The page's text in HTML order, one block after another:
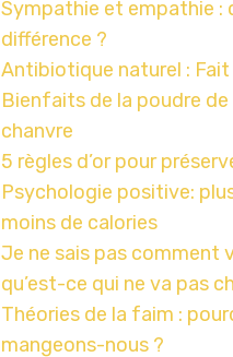
Sympathie et empathie :
différence ?
Antibiotique naturel : Fait
Bienfaits de la poudre
chanvre
5 règles d’or pour
Psychologie positive:
moins de calories
Je ne sais pas comment
qu’est-ce qui ne va pas
Théories de la faim :
mangeons-nous ?